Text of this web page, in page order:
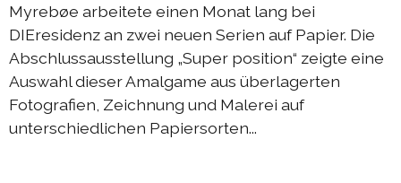
DIEresidenz Berlin Januar 2026
DIEresidenz Berlin November 2025
Austausch Die-Berlin 2025
Austausch Berlin-Die 2025
Myrebøe arbeitete einen Monat lang bei
DIEresidenz an zwei neuen Serien auf Papier. Die
Abschlussausstellung „Super position“ zeigte eine
Auswahl dieser Amalgame aus überlagerten
Fotografien, Zeichnung und Malerei auf
unterschiedlichen Papiersorten...